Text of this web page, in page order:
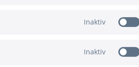
Inaktiv
Inaktiv